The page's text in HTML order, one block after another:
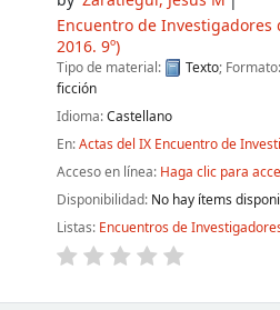
Encuentro de Investigadores
2016. 9º)
Tipo de material: Texto; Formato:
ficción
Idioma:Castellano
En:Actas del IX Encuentro de
Acceso en línea: Haga clic para
Disponibilidad: No hay ítems
Listas: Encuentros de